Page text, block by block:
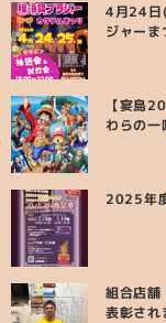
4月24日
ジャーま
【宴島
わらの一
2025年
組合店舗
表彰され